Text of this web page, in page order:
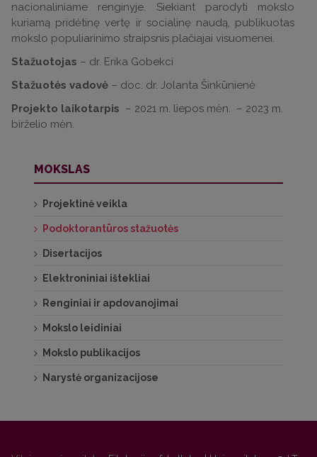
nacionaliniame renginyje. Siekiant parodyti mokslo
kuriamą pridėtinę vertę ir socialinę naudą, publikuotas
mokslo populiarinimo straipsnis plačiajai visuomenei.
Stažuotojas – dr. Erika Gobekci
Stažuotės vadovė – doc. dr. Jolanta Šinkūnienė
Projekto laikotarpis – 2021 m. liepos mėn. – 2023 m.
birželio mėn.
MOKSLAS
Projektinė veikla
Podoktorantūros stažuotės
Disertacijos
Elektroniniai ištekliai
Renginiai ir apdovanojimai
Mokslo leidiniai
Mokslo publikacijos
Narystė organizacijose